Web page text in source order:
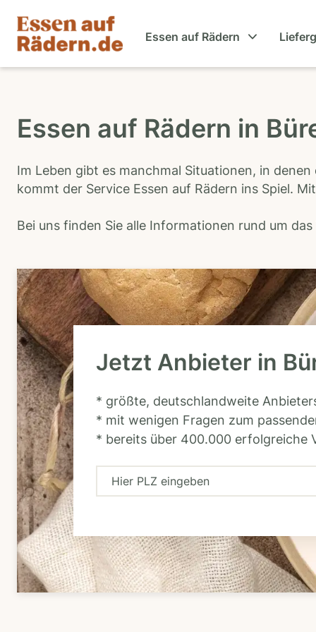
Essen auf Rädern
Essen auf Rädern in
Im Leben gibt es manchmal Situationen, in
kommt der Service Essen auf Rädern ins Spiel.
Bei uns finden Sie alle Informationen rund um
Jetzt Anbieter in
* größte, deutschlandweite
* mit wenigen Fragen zum
* bereits über 400.000 erfolgreiche
H
r
P
L